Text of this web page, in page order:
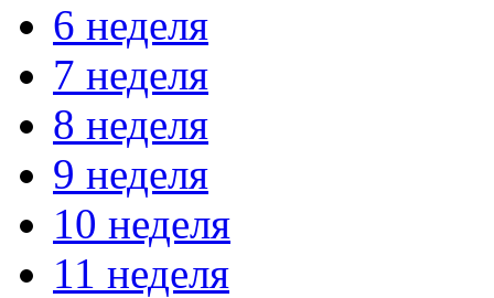
6 неделя
7 неделя
8 неделя
9 неделя
10 неделя
11 неделя